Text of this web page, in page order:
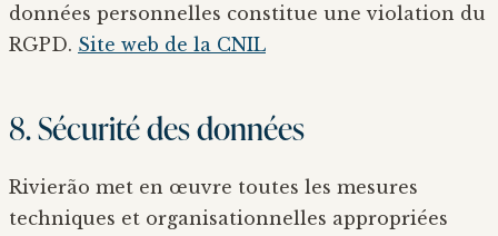
données personnelles constitue une violation du
RGPD. Site web de la CNIL
8. Sécurité des données
Rivierão met en œuvre toutes les mesures
techniques et organisationnelles appropriées